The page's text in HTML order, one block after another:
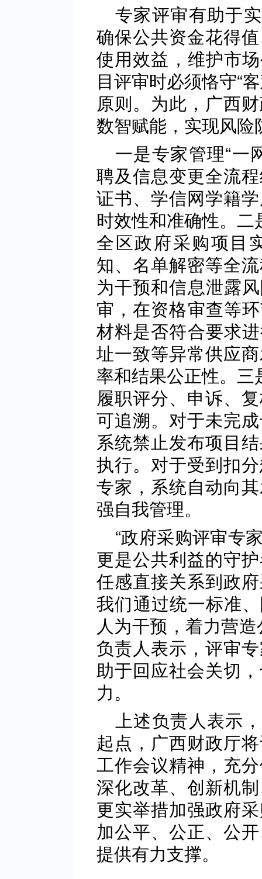
专家评审有助于
确保公共资金花得
使用效益‌，‌维护市
目评审时必须恪守“‌
原则。为此，广西
数智赋能，实现风险
一是专家管理“一
聘及信息变更全流
证书、学信网学籍
时效性和准确性。二
全区政府采购项目
知、名单解密等全
为干预和信息泄露
审，在资格审查等
材料是否符合要求
址一致等异常供应
率和结果公正性。三
履职评分、申诉、
可追溯。对于未完
系统禁止发布项目
执行。对于受到扣
专家，系统自动向
强自我管理。
“政府采购评审专
更是公共利益的守
任感直接关系到政
我们‌通过统一标准
人为干预，着力营
负责人表示，评审
助于回应社会关切
力。
上述负责人表示
起点，广西财政厅
工作会议精神，充
深化改革、创新机
更实举措加强政府
加公平、公正、公
提供有力支撑。